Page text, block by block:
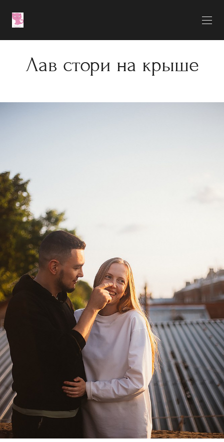
Лав стори на крыше